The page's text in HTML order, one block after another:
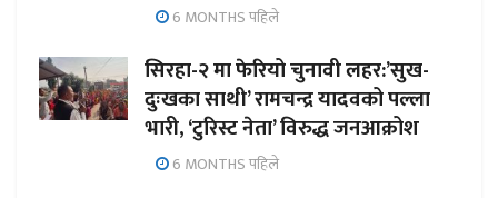
6 MONTHS पहिले
सिरहा-२ मा फेरियो चुनावी लहर:’सुख-
दुःखका साथी’ रामचन्द्र यादवको पल्ला
भारी, ‘टुरिस्ट नेता’ विरुद्ध जनआक्रोश
6 MONTHS पहिले